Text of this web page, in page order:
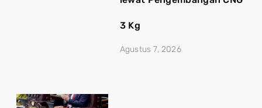
3 Kg
Agustus 7, 2026